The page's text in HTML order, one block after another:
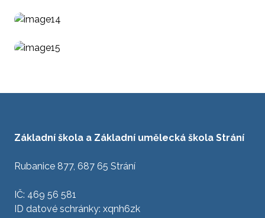
Základní škola a Základní umělecká škola Strání
Rubanice 877, 687 65 Strání
IČ: 469 56 581
ID datové schránky: xqnh6zk